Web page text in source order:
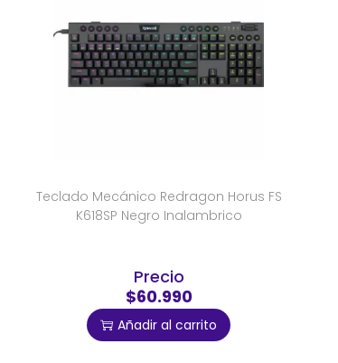
Teclado Mecánico Redragon Horus FS
K618SP Negro Inalambrico
Precio
$60.990
Añadir al carrito